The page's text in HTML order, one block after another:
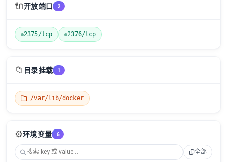
🔌开放端口 2
2375/tcp 2376/tcp
📁 目录挂载 1
/var/lib/docker
⚙️环境变量 6
全部